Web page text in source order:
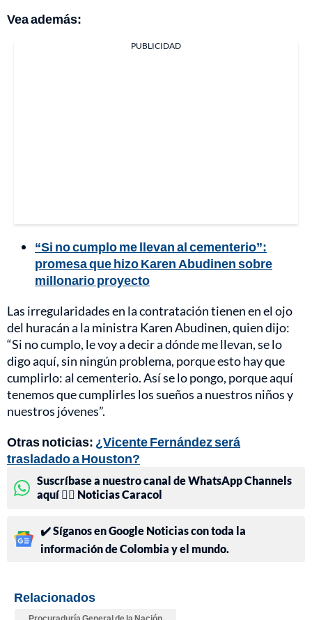
Vea además:
PUBLICIDAD
“Si no cumplo me llevan al cementerio”:
promesa que hizo Karen Abudinen sobre
millonario proyecto
Las irregularidades en la contratación tienen en el ojo
del huracán a la ministra Karen Abudinen, quien dijo:
“Si no cumplo, le voy a decir a dónde me llevan, se lo
digo aquí, sin ningún problema, porque esto hay que
cumplirlo: al cementerio. Así se lo pongo, porque aquí
tenemos que cumplirles los sueños a nuestros niños y
nuestros jóvenes”.
Otras noticias: ¿Vicente Fernández será
trasladado a Houston?
Suscríbase a nuestro canal de WhatsApp Channels
aquí 👉🏻 Noticias Caracol
✔️ Síganos en Google Noticias con toda la
información de Colombia y el mundo.
Relacionados